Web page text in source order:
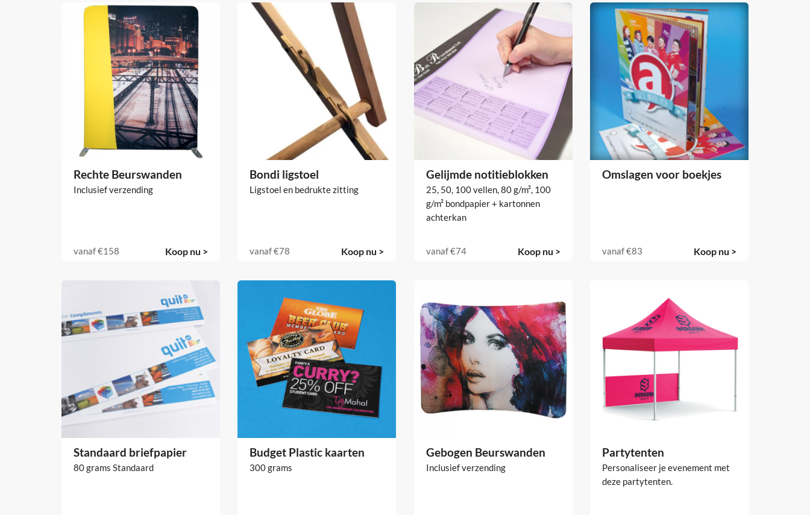
Rechte Beurswanden
Inclusief verzending
vanaf€158 Koop nu >
Bondi ligstoel
Ligstoel en bedrukte zitting
vanaf€78 Koop nu >
Gelijmde notitieblokken
25, 50, 100 vellen, 80 g/m², 100
g/m² bondpapier + kartonnen
achterkan
vanaf€74 Koop nu >
Omslagen voor boekjes
vanaf€83 Koop nu >
Standaard briefpapier
80 grams Standaard
Budget Plastic kaarten
300 grams
Gebogen Beurswanden
Inclusief verzending
Partytenten
Personaliseer je evenement met
deze partytenten.